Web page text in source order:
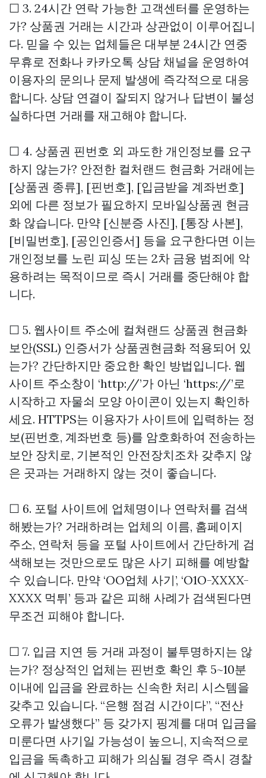
☐ 3. 24시간 연락 가능한 고객센터를 운영하는
가? 상품권 거래는 시간과 상관없이 이루어집니
다. 믿을 수 있는 업체들은 대부분 24시간 연중
무휴로 전화나 카카오톡 상담 채널을 운영하여
이용자의 문의나 문제 발생에 즉각적으로 대응
합니다. 상담 연결이 잘되지 않거나 답변이 불성
실하다면 거래를 재고해야 합니다.
☐ 4. 상품권 핀번호 외 과도한 개인정보를 요구
하지 않는가? 안전한 컬처랜드 현금화 거래에는
[상품권 종류], [핀번호], [입금받을 계좌번호]
외에 다른 정보가 필요하지 모바일상품권 현금
화 않습니다. 만약 [신분증 사진], [통장 사본],
[비밀번호], [공인인증서] 등을 요구한다면 이는
개인정보를 노린 피싱 또는 2차 금융 범죄에 악
용하려는 목적이므로 즉시 거래를 중단해야 합
니다.
☐ 5. 웹사이트 주소에 컬쳐랜드 상품권 현금화
보안(SSL) 인증서가 상품권현금화 적용되어 있
는가? 간단하지만 중요한 확인 방법입니다. 웹
사이트 주소창이 ‘http://’가 아닌 ‘https://’로
시작하고 자물쇠 모양 아이콘이 있는지 확인하
세요. HTTPS는 이용자가 사이트에 입력하는 정
보(핀번호, 계좌번호 등)를 암호화하여 전송하는
보안 장치로, 기본적인 안전장치조차 갖추지 않
은 곳과는 거래하지 않는 것이 좋습니다.
☐ 6. 포털 사이트에 업체명이나 연락처를 검색
해봤는가? 거래하려는 업체의 이름, 홈페이지
주소, 연락처 등을 포털 사이트에서 간단하게 검
색해보는 것만으로도 많은 사기 피해를 예방할
수 있습니다. 만약 ‘OO업체 사기’, ‘O1O-XXXX-
XXXX 먹튀’ 등과 같은 피해 사례가 검색된다면
무조건 피해야 합니다.
☐ 7. 입금 지연 등 거래 과정이 불투명하지는 않
는가? 정상적인 업체는 핀번호 확인 후 5~10분
이내에 입금을 완료하는 신속한 처리 시스템을
갖추고 있습니다. “은행 점검 시간이다”, “전산
오류가 발생했다” 등 갖가지 핑계를 대며 입금을
미룬다면 사기일 가능성이 높으니, 지속적으로
입금을 독촉하고 피해가 의심될 경우 즉시 경찰